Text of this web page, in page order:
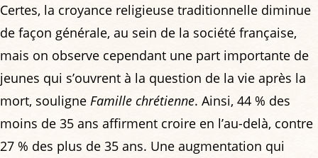
Certes, la croyance religieuse traditionnelle diminue
de façon générale, au sein de la société française,
mais on observe cependant une part importante de
jeunes qui s’ouvrent à la question de la vie après la
mort, souligne Famille chrétienne. Ainsi, 44 % des
moins de 35 ans affirment croire en l’au-delà, contre
27 % des plus de 35 ans. Une augmentation qui